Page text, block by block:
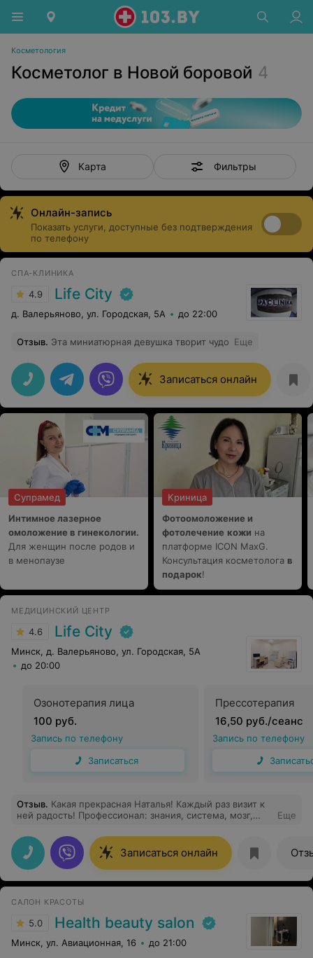
Косметология
Косметолог в Новой боровой 4
Карта Фильтры
Онлайн-запись
Показать услуги, доступные без подтверждения
по телефону
СПА-КЛИНИКА
4.9 Life City
д. Валерьяново, ул. Городская, 5А до 22:00
Отзыв. Эта миниатюрная девушка творит чудо Еще
Записаться онлайн
Супрамед
Интимное лазерное
омоложение в гинекологии.
Для женщин после родов и
в менопаузе
Криница
Фотоомоложение и
фотолечение кожи на
платформе ICON MaxG.
Консультация косметолога в
подарок!
МЕДИЦИНСКИЙ ЦЕНТР
4.6 Life City
Минск, д. Валерьяново, ул. Городская, 5А
до 20:00
Озонотерапия лица
100 руб.
Запись по телефону
Записаться
Прессотерапия
16,50 руб./сеанс
Запись по телефону
Отзыв. Какая прекрасная Наталья! Каждый раз визит к
ней радость! Профессионал: знания, система, мозг,
безмерная ей благодарность! Одна проблема - сложно
записаться к ней.
Еще
Записаться онлайн
САЛОН КРАСОТЫ
5.0 Health beauty salon
Минск, ул. Авиационная, 16 до 21:00